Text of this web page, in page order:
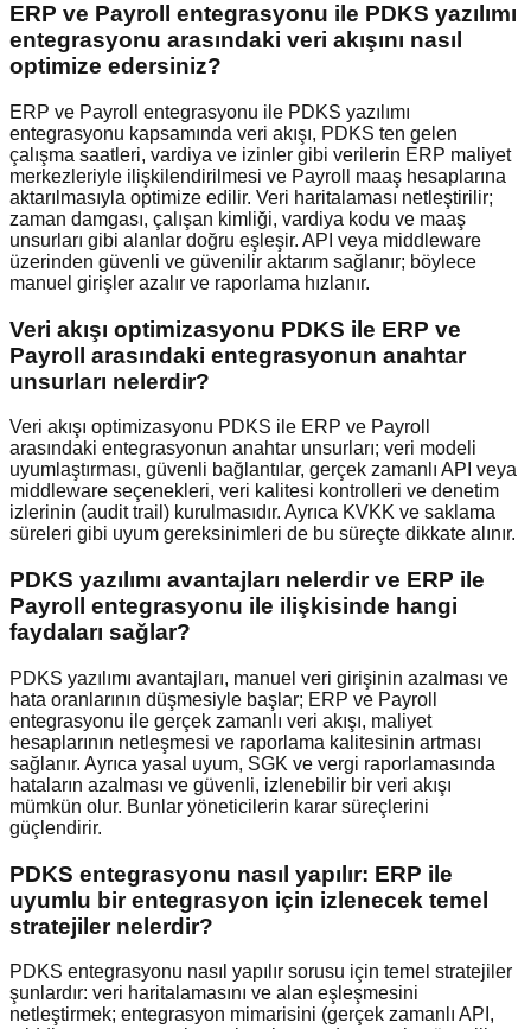
ERP ve Payroll entegrasyonu ile PDKS yazılımı
entegrasyonu arasındaki veri akışını nasıl
optimize edersiniz?
ERP ve Payroll entegrasyonu ile PDKS yazılımı
entegrasyonu kapsamında veri akışı, PDKS ten gelen
çalışma saatleri, vardiya ve izinler gibi verilerin ERP maliyet
merkezleriyle ilişkilendirilmesi ve Payroll maaş hesaplarına
aktarılmasıyla optimize edilir. Veri haritalaması netleştirilir;
zaman damgası, çalışan kimliği, vardiya kodu ve maaş
unsurları gibi alanlar doğru eşleşir. API veya middleware
üzerinden güvenli ve güvenilir aktarım sağlanır; böylece
manuel girişler azalır ve raporlama hızlanır.
Veri akışı optimizasyonu PDKS ile ERP ve
Payroll arasındaki entegrasyonun anahtar
unsurları nelerdir?
Veri akışı optimizasyonu PDKS ile ERP ve Payroll
arasındaki entegrasyonun anahtar unsurları; veri modeli
uyumlaştırması, güvenli bağlantılar, gerçek zamanlı API veya
middleware seçenekleri, veri kalitesi kontrolleri ve denetim
izlerinin (audit trail) kurulmasıdır. Ayrıca KVKK ve saklama
süreleri gibi uyum gereksinimleri de bu süreçte dikkate alınır.
PDKS yazılımı avantajları nelerdir ve ERP ile
Payroll entegrasyonu ile ilişkisinde hangi
faydaları sağlar?
PDKS yazılımı avantajları, manuel veri girişinin azalması ve
hata oranlarının düşmesiyle başlar; ERP ve Payroll
entegrasyonu ile gerçek zamanlı veri akışı, maliyet
hesaplarının netleşmesi ve raporlama kalitesinin artması
sağlanır. Ayrıca yasal uyum, SGK ve vergi raporlamasında
hataların azalması ve güvenli, izlenebilir bir veri akışı
mümkün olur. Bunlar yöneticilerin karar süreçlerini
güçlendirir.
PDKS entegrasyonu nasıl yapılır: ERP ile
uyumlu bir entegrasyon için izlenecek temel
stratejiler nelerdir?
PDKS entegrasyonu nasıl yapılır sorusu için temel stratejiler
şunlardır: veri haritalamasını ve alan eşleşmesini
netleştirmek; entegrasyon mimarisini (gerçek zamanlı API,